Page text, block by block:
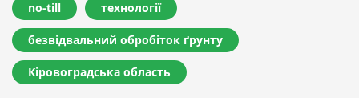
no-till технології
безвідвальний обробіток ґрунту
Кіровоградська область